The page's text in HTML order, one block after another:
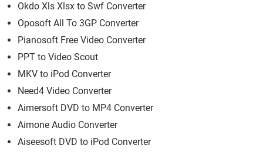
Okdo Xls Xlsx to Swf Converter
Oposoft All To 3GP Converter
Pianosoft Free Video Converter
PPT to Video Scout
MKV to iPod Converter
Need4 Video Converter
Aimersoft DVD to MP4 Converter
Aimone Audio Converter
Aiseesoft DVD to iPod Converter